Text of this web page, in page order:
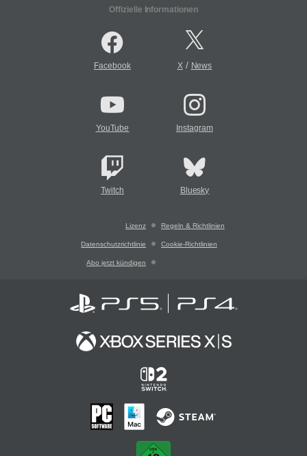
Offizielle Informationen
Facebook X/ News
YouTube Instagram
Twitch Bluesky
Lizenz Regeln & Richtlinien
Datenschutzrichtlinie Cookie-Richtlinien
Abo jetzt kündigen